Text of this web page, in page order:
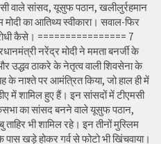
वाले सांसद, यूसुफ पठान, खलीलुर्रहमान
मोदी का आतिथ्य स्वीकारा। सवाल-फिर
कैसे। ================ 7
नरेंद्र मोदी ने ममता बनर्जी के
उद्धव ठाकरे के नेतृत्व वाली शिवसेना के
के नाश्ते पर आमंत्रित किया, जो हाल ही में
में शामिल हुए हैं। इन सांसदों में टीएमसी
का सांसद बनने वाले यूसुफ पठान,
भी शामिल रहे। इन तीनों मुस्लिम
पास खड़े होकर गर्व से फोटो भी खिंचवाया।